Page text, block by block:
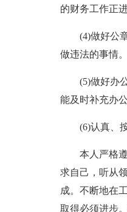
的财务工作正
(4)做好公
做违法的事情。
(5)做好办
能及时补充办
(6)认真、
本人严格
求自己，听从
成。不断地在
取得必须进步